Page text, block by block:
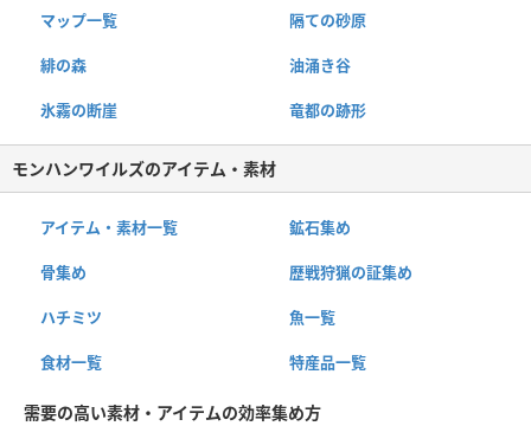
マップ一覧 隔ての砂原
緋の森 油涌き谷
氷霧の断崖 竜都の跡形
モンハンワイルズのアイテム・素材
アイテム・素材一覧 鉱石集め
骨集め 歴戦狩猟の証集め
ハチミツ 魚一覧
食材一覧 特産品一覧
需要の高い素材・アイテムの効率集め方